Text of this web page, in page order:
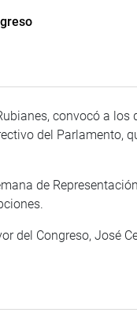
convocó a
del Parlamento,
de
del Congreso, José